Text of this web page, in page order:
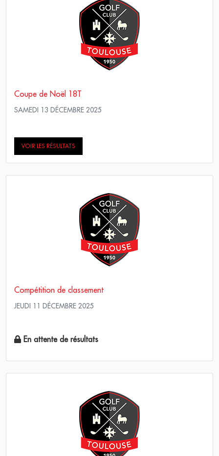
Coupe de Noël 18T
SAMEDI 13 DÉCEMBRE 2025
VOIR LES RÉSULTATS
Compétition de classement
JEUDI 11 DÉCEMBRE 2025
En attente de résultats